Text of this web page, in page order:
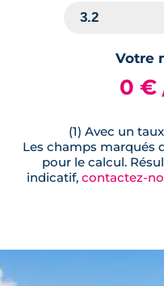
Votre
0 €
(1) Avec un
Les champs marqués
pour le calcul.
indicatif, contactez-